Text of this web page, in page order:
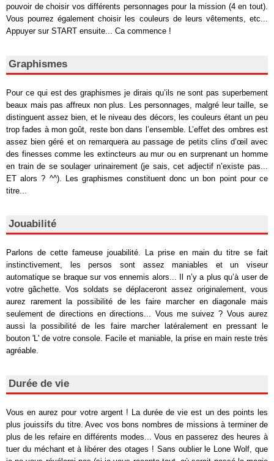
pouvoir de choisir vos différents personnages pour la mission (4 en tout).
Vous pourrez également choisir les couleurs de leurs vêtements, etc...
Appuyer sur START ensuite... Ca commence !
Graphismes
Pour ce qui est des graphismes je dirais qu’ils ne sont pas superbement
beaux mais pas affreux non plus. Les personnages, malgré leur taille, se
distinguent assez bien, et le niveau des décors, les couleurs étant un peu
trop fades à mon goût, reste bon dans l’ensemble. L’effet des ombres est
assez bien géré et on remarquera au passage de petits clins d’œil avec
des finesses comme les extincteurs au mur ou en surprenant un homme
en train de se soulager urinairement (je sais, cet adjectif n’existe pas...
ET alors ? ^^). Les graphismes constituent donc un bon point pour ce
titre...
Jouabilité
Parlons de cette fameuse jouabilité. La prise en main du titre se fait
instinctivement, les persos sont assez maniables et un viseur
automatique se braque sur vos ennemis alors... Il n’y a plus qu’à user de
votre gâchette. Vos soldats se déplaceront assez originalement, vous
aurez rarement la possibilité de les faire marcher en diagonale mais
seulement de directions en directions... Vous me suivez ? Vous aurez
aussi la possibilité de les faire marcher latéralement en pressant le
bouton 'L' de votre console. Facile et maniable, la prise en main reste très
agréable.
Durée de vie
Vous en aurez pour votre argent ! La durée de vie est un des points les
plus jouissifs du titre. Avec vos bons nombres de missions à terminer de
plus de les refaire en différents modes... Vous en passerez des heures à
tuer du méchant et à libérer des otages ! Sans oublier le Lone Wolf, que